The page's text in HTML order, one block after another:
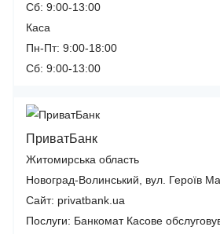
Сб: 9:00-13:00
Каса
Пн-Пт: 9:00-18:00
Сб: 9:00-13:00
ПриватБанк
Житомирська область
Новоград-Волинський, вул. Героїв
Сайт: privatbank.ua
Послуги: Банкомат Касове